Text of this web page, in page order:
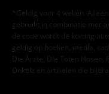
*Geldig voor 4 weken.
gebruikt in combinatie met
de code wordt de korting
geldig op boeken, media,
Die Ärzte, Die Toten
Onkelz en artikelen die